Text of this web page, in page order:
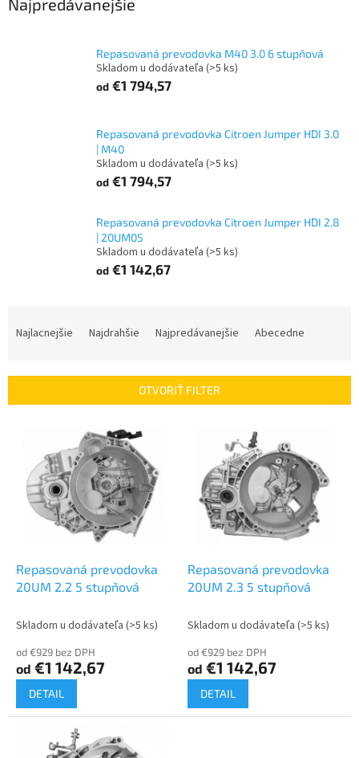
Repasovaná prevodovka M40 3.0 6 stupňová
Skladom u dodávateľa (>5 ks)
od €1 794,57
Repasovaná prevodovka Citroen Jumper HDI 3.0
| M40
Skladom u dodávateľa (>5 ks)
od €1 794,57
Repasovaná prevodovka Citroen Jumper HDI 2.8
| 20UM05
Skladom u dodávateľa (>5 ks)
od €1 142,67
i
Najlacnejšie Najdrahšie Najpredávanejšie Abecedne
OTVORIŤ FILTER
Repasovaná prevodovka
20UM 2.2 5 stupňová
Skladom u dodávateľa (>5 ks)
od €929 bez DPH
od €1 142,67
DETAIL
Repasovaná prevodovka
20UM 2.3 5 stupňová
Skladom u dodávateľa (>5 ks)
od €929 bez DPH
od €1 142,67
DETAIL